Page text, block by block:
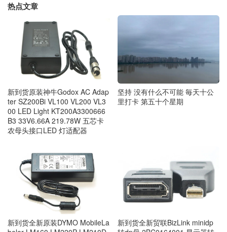
热点文章
新到货原装神牛Godox AC Adap
ter SZ200Bi VL100 VL200 VL3
00 LED Light KT200A3300666
B3 33V6.66A 219.78W 五芯卡
农母头接口LED 灯适配器
坚持 没有什么不可能 毎天十公
里打卡 第五十个星期
新到货全新原装DYMO MobileLa
新到货全新贸联BizLink minidp